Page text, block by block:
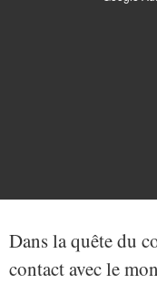
Dans la quête du
contact avec le